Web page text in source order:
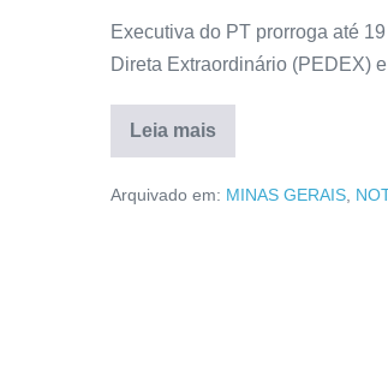
Executiva do PT prorroga até
Direta Extraordinário (PEDEX)
Leia mais
Arquivado em: MINAS GERAIS,